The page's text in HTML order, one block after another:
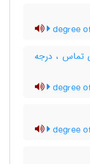
degree
تماس ، درجه
degree
degree